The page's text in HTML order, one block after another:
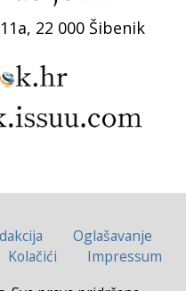
22 000 Šibenik
Oglašavanje
Kolačići
Impressum